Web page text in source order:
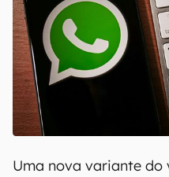
Uma nova variante do